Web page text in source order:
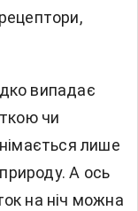
випадає
чи
лише
А ось
на ніч можна